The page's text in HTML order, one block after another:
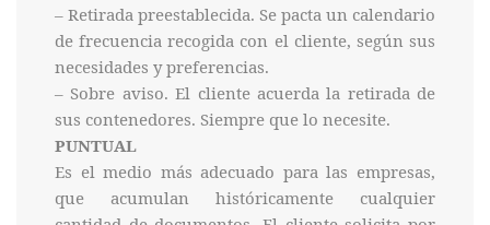
– Retirada preestablecida. Se pacta un calendario
de frecuencia recogida con el cliente, según sus
necesidades y preferencias.
– Sobre aviso. El cliente acuerda la retirada de
sus contenedores. Siempre que lo necesite.
PUNTUAL
Es el medio más adecuado para las empresas,
que acumulan históricamente cualquier